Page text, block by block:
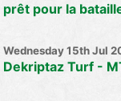
prêt pour la
Wednesday 15th Jul
Dekriptaz Turf -